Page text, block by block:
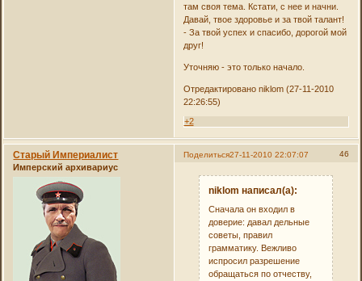
там своя тема. Кстати, с нее и начни.
Давай, твое здоровье и за твой талант!
- За твой успех и спасибо, дорогой мой
друг!
Уточняю - это только начало.
Отредактировано niklom (27-11-2010
22:26:55)
+2
Поделиться 46
27-11-2010 22:07:07
Старый Империалист
Имперский архивариус
niklom написал(а):
Сначала он входил в
доверие: давал дельные
советы, правил
грамматику. Вежливо
испросил разрешение
обращаться по отчеству,